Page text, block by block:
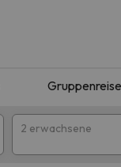
2 erwachsene